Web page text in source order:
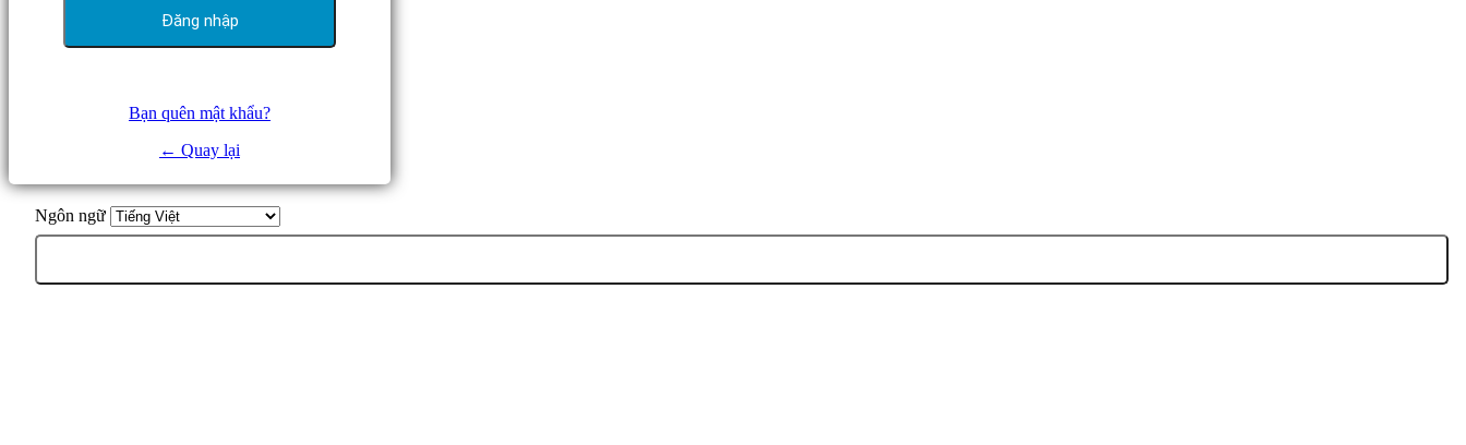
Bạn quên mật khẩu?
← Quay lại
Ngôn ngữ